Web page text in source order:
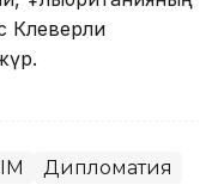
Клеверли
Дипломатия